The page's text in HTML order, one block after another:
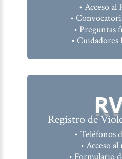
• Acceso al
•
• Preguntas
• Cuidadores
Registro de
• Teléfonos
• Acceso
• Formulario